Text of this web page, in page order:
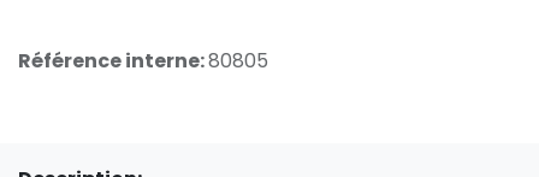
Référence interne:80805